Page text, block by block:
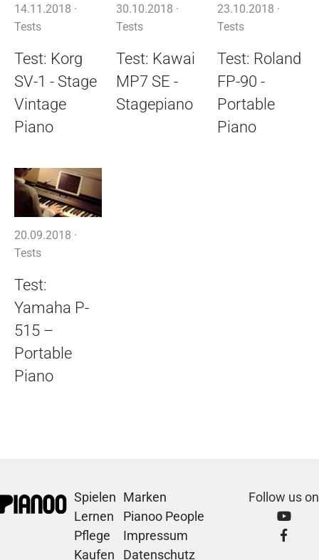
14.11.2018 ·
Tests
Test: Korg
SV-1 - Stage
Vintage
Piano
30.10.2018 ·
Tests
Test: Kawai
MP7 SE -
Stagepiano
23.10.2018 ·
Tests
Test: Roland
FP-90 -
Portable
Piano
20.09.2018 ·
Tests
Test:
Yamaha P-
515 –
Portable
Piano
Spielen
Lernen
Pflege
Kaufen
Marken
Pianoo People
Impressum
Datenschutz
Follow us on